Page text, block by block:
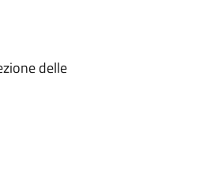
delle